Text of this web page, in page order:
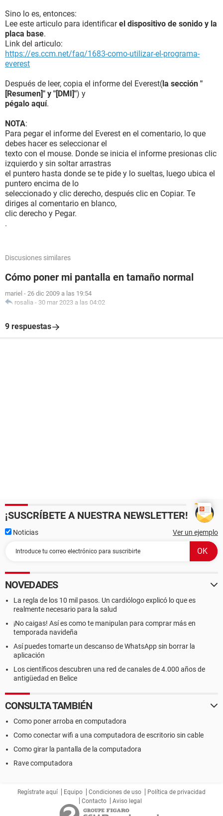
Sino lo es, entonces:
Lee este articulo para identificarel dispositivo de sonido y la
placa base.
Link del articulo:
https://es.ccm.net/faq/1683-como-utilizar-el-programa-
everest
Después de leer, copia el informe del Everest(la sección "
[Resumen]" y "[DMI]") y
pégalo aquí.
NOTA:
Para pegar el informe del Everest en el comentario, lo que
debes hacer es seleccionar el
texto con el mouse. Donde se inicia el informe presionas clic
izquierdo y sin soltar arrastras
el puntero hasta donde se te pide y lo sueltas, luego ubica el
puntero encima de lo
seleccionado y clic derecho, después clic en Copiar. Te
diriges al comentario en blanco,
clic derecho y Pegar.
.
Discusiones similares
Cómo poner mi pantalla en tamaño normal
mariel - 26 dic 2009 a las 19:54
rosalia - 30 mar 2023 a las 04:02
9 respuestas
¡SUSCRÍBETE A NUESTRA NEWSLETTER!
Noticias Ver un ejemplo
NOVEDADES
La regla de los 10 mil pasos. Un cardiólogo explicó lo que es
realmente necesario para la salud
¡No caigas! Así es como te manipulan para comprar más en
temporada navideña
Así puedes tomarte un descanso de WhatsApp sin borrar la
aplicación
Los científicos descubren una red de canales de 4.000 años de
antigüedad en Belice
CONSULTA TAMBIÉN
Como poner arroba en computadora
Como conectar wifi a una computadora de escritorio sin cable
Como girar la pantalla de la computadora
Rave computadora
Regístrate aquí Equipo Condiciones de uso
Política de privacidad
Contacto
Aviso legal